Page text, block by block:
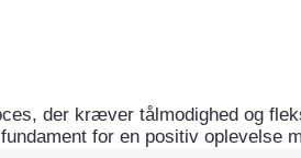
der kræver tålmodighed og
for en positiv oplevelse